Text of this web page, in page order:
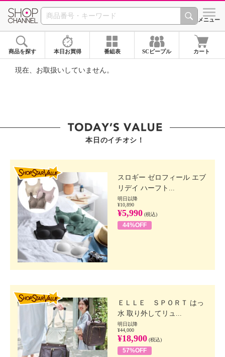
SHOP CHANNEL ショッ
メニュー
商品を探す 本日お買得 番組表 SCピープル カート
現在、お取扱いしていません。
本日のイチオシ！
スロギー ゼロフィール エブ
リデイ ハーフト...
明日以降
¥10,890
¥5,990 (税込)
44%OFF
ＥＬＬＥ ＳＰＯＲＴ はっ
水 取り外してリュ...
明日以降
¥44,000
¥18,900 (税込)
57%OFF